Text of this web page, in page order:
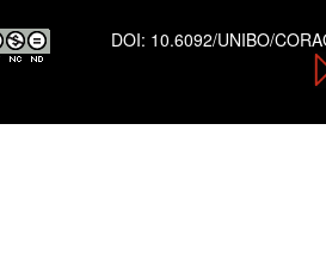
DOI: 10.6092/UNIBO/